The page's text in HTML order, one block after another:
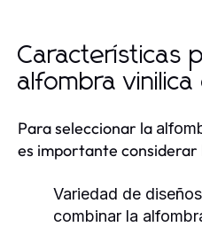
Características
alfombra vinilica
Para seleccionar la
es importante
Variedad de
combinar la